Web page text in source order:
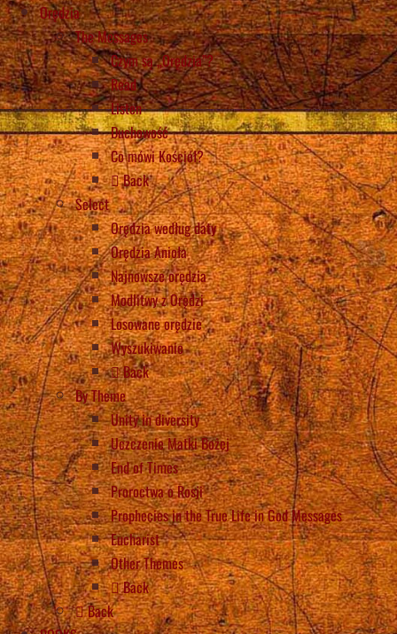
Orędzia
The Messages
Czym są „Orędzia”?
Read
Listen
Duchowość
Co mówi Kościół?
Back
Select
Orędzia według daty
Orędzia Anioła
Najnowsze orędzia
Modlitwy z Orędzi
Losowane orędzie
Wyszukiwanie
Back
By Theme
Unity in diversity
Uczczenie Matki Bożej
End of Times
Proroctwa o Rosji
Prophecies in the True Life in God Messages
Eucharist
Other Themes
Back
Back